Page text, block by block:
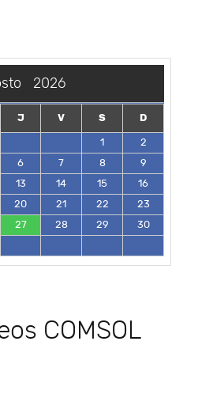
2026
J V S
D
1
2
6 7 8
9
13 14 15
16
20 21 22
23
27 28 29
30
COMSOL